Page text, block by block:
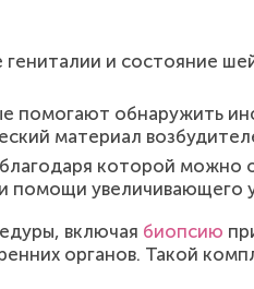
и состояние
помогают обнаружить
материал
которой можно
помощи увеличивающего
включая биопсию
органов. Такой